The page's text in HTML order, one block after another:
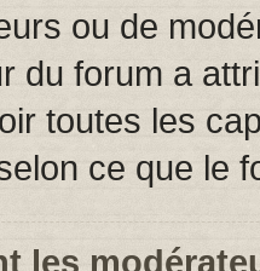
ou de
du forum a
toutes les
ce que le
les